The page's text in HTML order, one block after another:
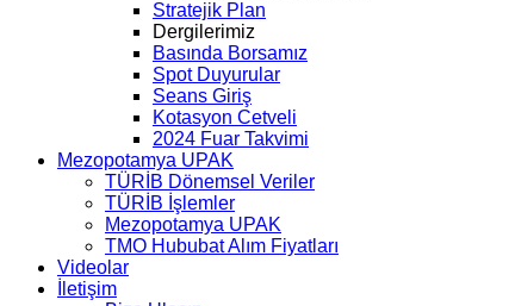
Stratejik Plan
Dergilerimiz
Basında Borsamız
Spot Duyurular
Seans Giriş
Kotasyon Cetveli
2024 Fuar Takvimi
Mezopotamya UPAK
TÜRİB Dönemsel Veriler
TÜRİB İşlemler
Mezopotamya UPAK
TMO Hububat Alım Fiyatları
Videolar
İletişim